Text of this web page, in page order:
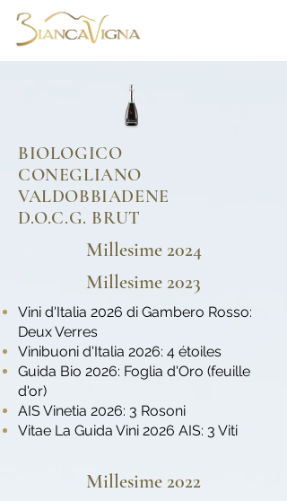
BIOLOGICO
CONEGLIANO
VALDOBBIADENE
D.O.C.G. BRUT
Millesime 2024
Millesime 2023
Vini d'Italia 2026 di Gambero Rosso:
Deux Verres
Vinibuoni d'Italia 2026: 4 étoiles
Guida Bio 2026: Foglia d'Oro (feuille
d'or)
AIS Vinetia 2026: 3 Rosoni
Vitae La Guida Vini 2026 AIS: 3 Viti
Millesime 2022